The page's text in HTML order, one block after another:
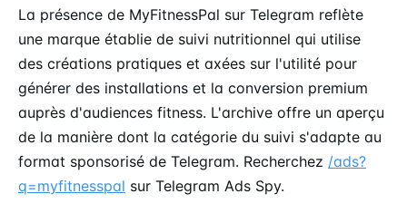
La présence de MyFitnessPal sur Telegram reflète
une marque établie de suivi nutritionnel qui utilise
des créations pratiques et axées sur l'utilité pour
générer des installations et la conversion premium
auprès d'audiences fitness. L'archive offre un aperçu
de la manière dont la catégorie du suivi s'adapte au
format sponsorisé de Telegram. Recherchez /ads?
q=myfitnesspal sur Telegram Ads Spy.